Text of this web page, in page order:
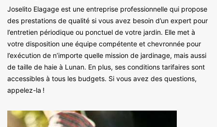
Joselito Elagage est une entreprise professionnelle qui propose
des prestations de qualité si vous avez besoin d’un expert pour
l’entretien périodique ou ponctuel de votre jardin. Elle met à
votre disposition une équipe compétente et chevronnée pour
l’exécution de n’importe quelle mission de jardinage, mais aussi
de taille de haie à Lunan. En plus, ses conditions tarifaires sont
accessibles à tous les budgets. Si vous avez des questions,
appelez-la !